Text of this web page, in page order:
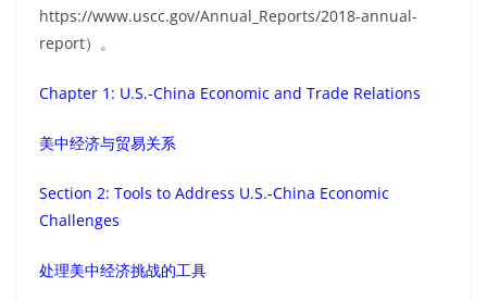
https://www.uscc.gov/Annual_Reports/2018-annual-
report）。
Chapter 1: U.S.-China Economic and Trade Relations
美中经济与贸易关系
Section 2: Tools to Address U.S.-China Economic
Challenges
处理美中经济挑战的工具